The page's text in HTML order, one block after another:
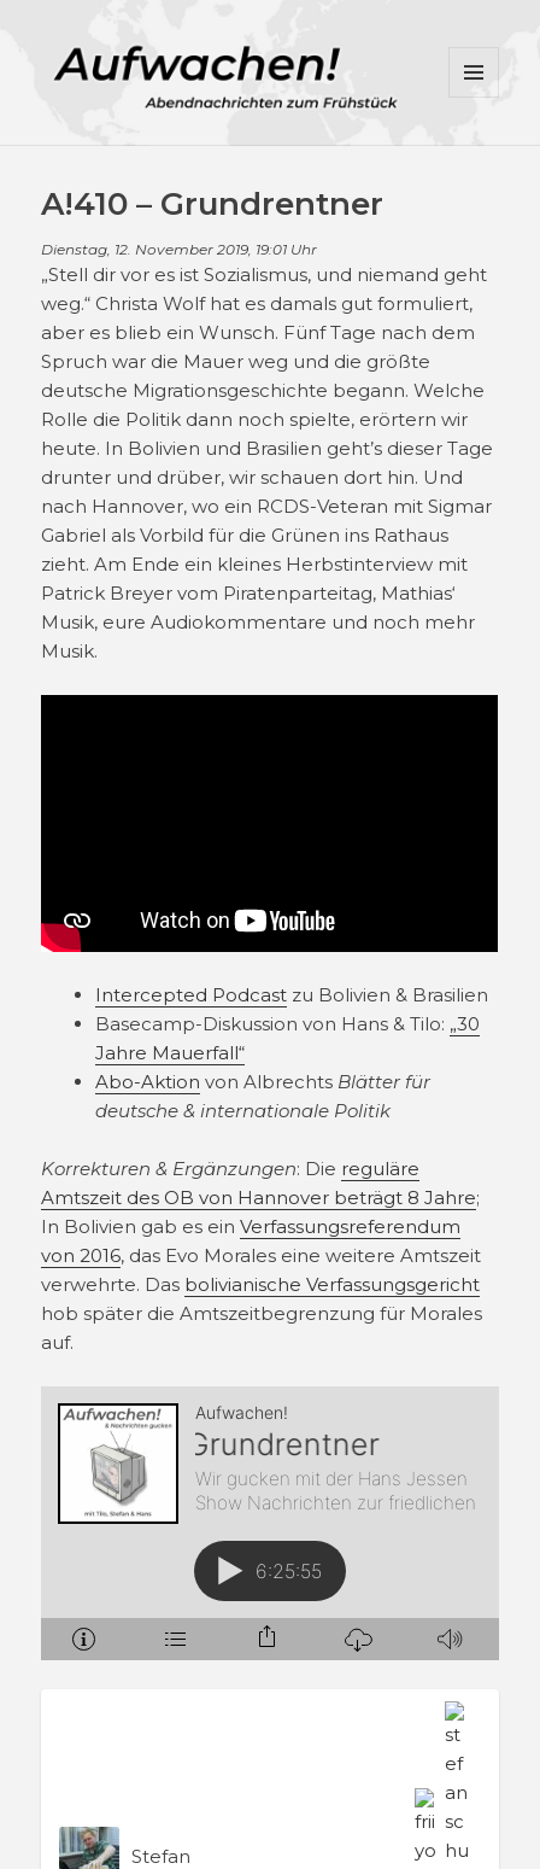
WIDGETS
A!410 – Grundrentner
Dienstag, 12. November 2019, 19:01 Uhr
„Stell dir vor es ist Sozialismus, und niemand geht
weg.“ Christa Wolf hat es damals gut formuliert,
aber es blieb ein Wunsch. Fünf Tage nach dem
Spruch war die Mauer weg und die größte
deutsche Migrationsgeschichte begann. Welche
Rolle die Politik dann noch spielte, erörtern wir
heute. In Bolivien und Brasilien geht’s dieser Tage
drunter und drüber, wir schauen dort hin. Und
nach Hannover, wo ein RCDS-Veteran mit Sigmar
Gabriel als Vorbild für die Grünen ins Rathaus
zieht. Am Ende ein kleines Herbstinterview mit
Patrick Breyer vom Piratenparteitag, Mathias‘
Musik, eure Audiokommentare und noch mehr
Musik.
Intercepted Podcast zu Bolivien & Brasilien
Basecamp-Diskussion von Hans & Tilo: „30
Jahre Mauerfall“
Abo-Aktion von Albrechts Blätter für
deutsche & internationale Politik
Korrekturen & Ergänzungen: Die reguläre
Amtszeit des OB von Hannover beträgt 8 Jahre;
In Bolivien gab es einVerfassungsreferendum
von 2016, das Evo Morales eine weitere Amtszeit
verwehrte. Das bolivianische Verfassungsgericht
hob später die Amtszeitbegrenzung für Morales
auf.
Stefan